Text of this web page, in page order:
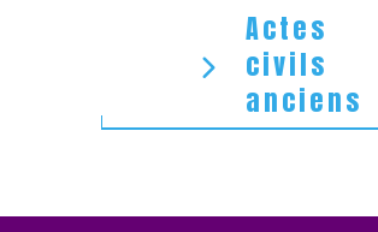
Actes
civils
anciens